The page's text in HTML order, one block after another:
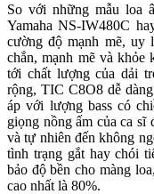
So với những mẫu loa
Yamaha NS-IW480C
cường độ mạnh mẽ, uy
chắn, mạnh mẽ và khỏe
tới chất lượng của dải
rộng, TIC C8O8 dễ
áp với lượng bass có
giọng nồng ấm của ca
và tự nhiên đến không
tình trạng gắt hay chói
bảo độ bền cho màng
cao nhất là 80%.